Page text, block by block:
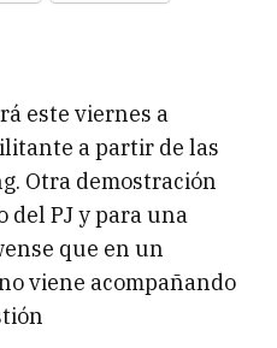
este viernes a
a partir de las
Otra demostración
del PJ y para una
que en un
viene acompañando